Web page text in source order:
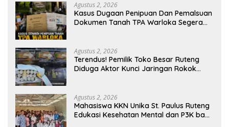
Agustus 2, 2026
Kasus Dugaan Penipuan Dan Pemalsuan
Dokumen Tanah TPA Warloka Segera
Memasuki Fase Krusial
Agustus 2, 2026
Terendus! Pemilik Toko Besar Ruteng
Diduga Aktor Kunci Jaringan Rokok
Agustus 2, 2026
Mahasiswa KKN Unika St. Paulus Ruteng
Edukasi Kesehatan Mental dan P3K bagi